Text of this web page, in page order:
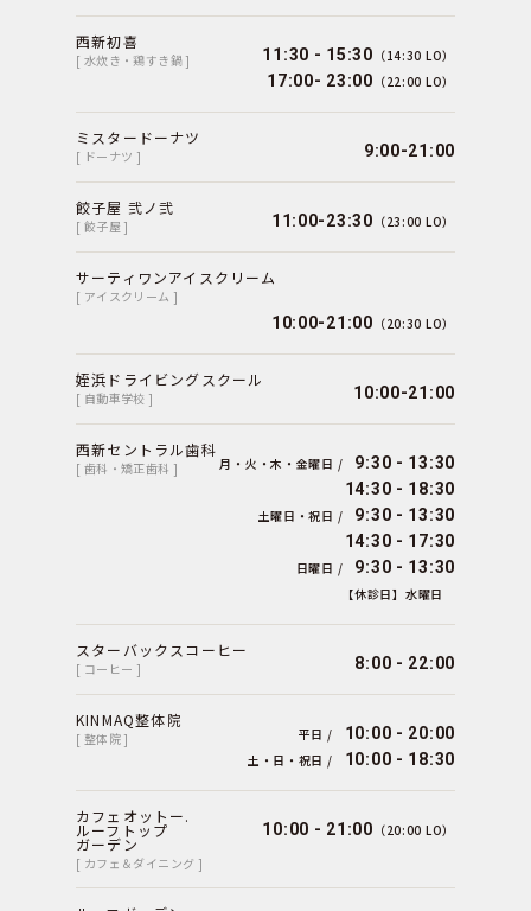
西新初喜
[ 水炊き・鶏すき鍋 ] 11:30 - 15:30 （14:30 LO）
17:00- 23:00 （22:00 LO）
ミスタードーナツ
[ ドーナツ ] 9:00-21:00
餃子屋 弐ノ弐
[ 餃子屋 ] 11:00-23:30 （23:00 LO）
サーティワンアイスクリーム
[ アイスクリーム ]
10:00-21:00 （20:30 LO）
姪浜ドライビングスクール
[ 自動車学校 ] 10:00-21:00
西新セントラル歯科
[ 歯科・矯正歯科 ] 月・火・木・金曜日 /
9:30 - 13:30
14:30 - 18:30
土曜日・祝日 /
9:30 - 13:30
14:30 - 17:30
日曜日 / 9:30 - 13:30
【休診日】水曜日
スターバックスコーヒー
[ コーヒー ] 8:00 - 22:00
KINMAQ整体院
[ 整体院 ] 平日 / 10:00 - 20:00
土・日・祝日 / 10:00 - 18:30
カフェオットー.
ルーフトップ
ガーデン
[ カフェ＆ダイニング ]
10:00 - 21:00 （20:00 LO）